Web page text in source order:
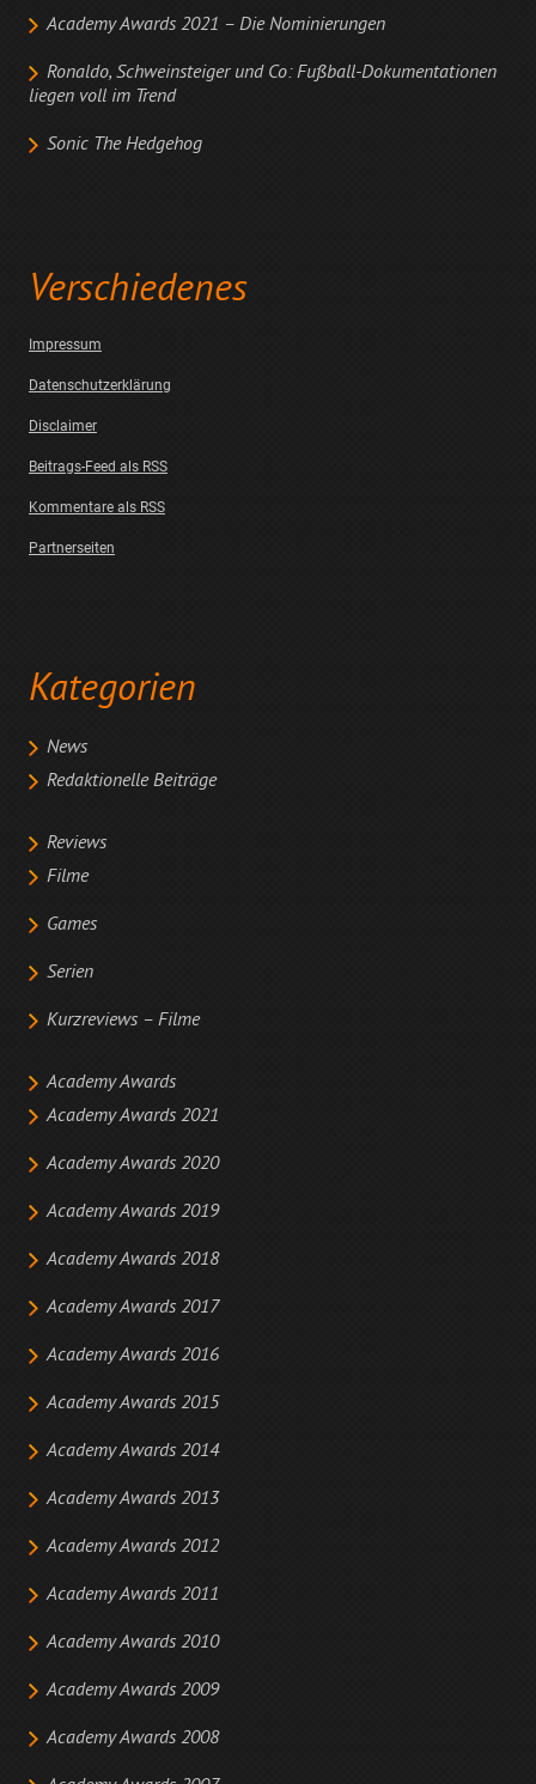
Academy Awards 2021 – Die Nominierungen
Ronaldo, Schweinsteiger und Co: Fußball-Dokumentationen
liegen voll im Trend
Sonic The Hedgehog
Verschiedenes
Impressum
Datenschutzerklärung
Disclaimer
Beitrags-Feed als RSS
Kommentare als RSS
Partnerseiten
Kategorien
News
Redaktionelle Beiträge
Reviews
Filme
Games
Serien
Kurzreviews – Filme
Academy Awards
Academy Awards 2021
Academy Awards 2020
Academy Awards 2019
Academy Awards 2018
Academy Awards 2017
Academy Awards 2016
Academy Awards 2015
Academy Awards 2014
Academy Awards 2013
Academy Awards 2012
Academy Awards 2011
Academy Awards 2010
Academy Awards 2009
Academy Awards 2008